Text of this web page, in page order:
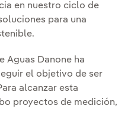
en nuestro ciclo de
para una
Aguas Danone ha
el objetivo de ser
alcanzar esta
proyectos de medición,